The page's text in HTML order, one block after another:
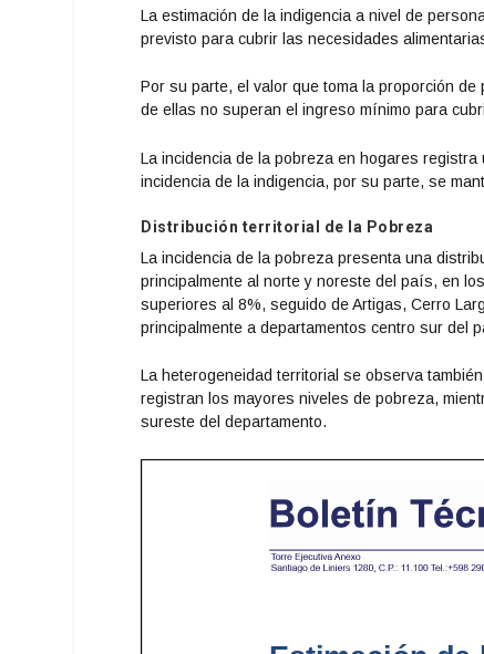
La estimación de la indigencia a nivel de
previsto para cubrir las necesidades
Por su parte, el valor que toma la proporción
de ellas no superan el ingreso mínimo para
La incidencia de la pobreza en hogares
incidencia de la indigencia, por su parte, se
Distribución territorial de la Pobreza
La incidencia de la pobreza presenta una
principalmente al norte y noreste del país, en
superiores al 8%, seguido de Artigas, Cerro
principalmente a departamentos centro sur del
La heterogeneidad territorial se observa
registran los mayores niveles de pobreza,
sureste del departamento.